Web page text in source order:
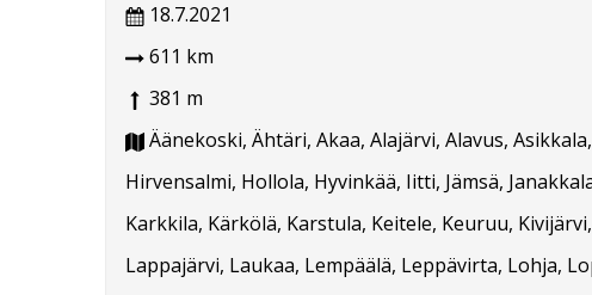
18.7.2021
611 km
381 m
Äänekoski, Ähtäri, Akaa, Alajärvi, Alavus,
Hirvensalmi, Hollola, Hyvinkää, Iitti, Jämsä,
Karkkila, Kärkölä, Karstula, Keitele, Keuruu,
Lappajärvi, Laukaa, Lempäälä, Leppävirta, Lohja,